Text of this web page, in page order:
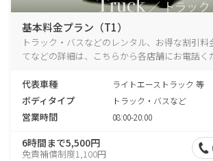
基本料金プラン（T1）
トラック・バスなどのレンタル、お得な割引
てなどの詳細は、こちらから各店舗にお電話く
代表車種 ライトエーストラック 等
ボディタイプ トラック・バスなど
営業時間 08:00-20:00
6時間まで5,500円
免責補償制度1,100円